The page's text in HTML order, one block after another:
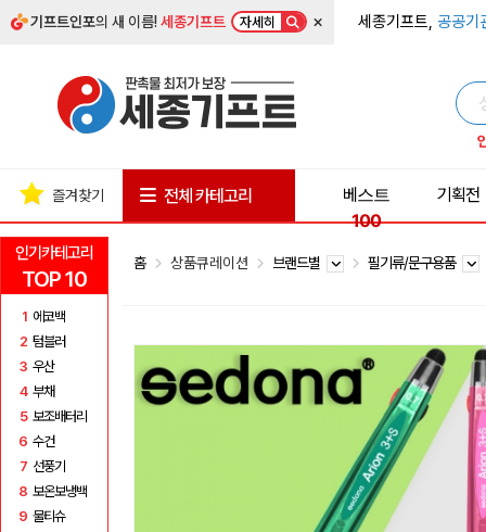
기프트인포의 새 이름!세종기프트 자세히 × 세종기프트, 공공기
인기카테고리
TOP 10
1 에코백
2 텀블러
3 우산
4 부채
5 보조배터리
6 수건
7 선풍기
8 보온보냉백
9 물티슈
즐겨찾기 전체 카테고리
베스트
100
기획전
홈 상품큐레이션 브랜드별 필기류/문구용품